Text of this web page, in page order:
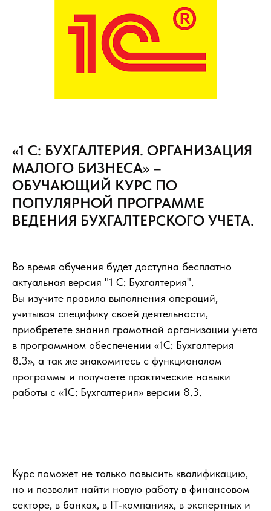
«1 С: БУХГАЛТЕРИЯ. ОРГАНИЗАЦИЯ
МАЛОГО БИЗНЕСА» –
ОБУЧАЮЩИЙ КУРС ПО
ПОПУЛЯРНОЙ ПРОГРАММЕ
ВЕДЕНИЯ БУХГАЛТЕРСКОГО УЧЕТА.
Во время обучения будет доступна бесплатно
актуальная версия "1 С: Бухгалтерия".
Вы изучите правила выполнения операций,
учитывая специфику своей деятельности,
приобретете знания грамотной организации учета
в программном обеспечении «1С: Бухгалтерия
8.3», а так же знакомитесь с функционалом
программы и получаете практические навыки
работы с «1С: Бухгалтерия» версии 8.3.
Курс поможет не только повысить квалификацию,
но и позволит найти новую работу в финансовом
секторе, в банках, в IT-компаниях, в экспертных и